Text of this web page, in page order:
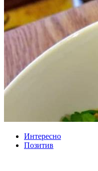
Интересно
Позитив